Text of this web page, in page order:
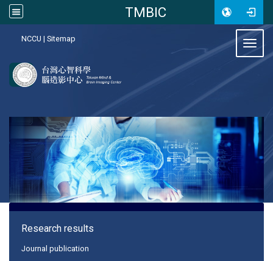
TMBIC
NCCU | Sitemap
Research results
Journal publication